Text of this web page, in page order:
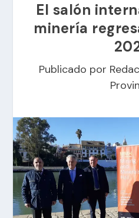
El salón
minería
Publicado por